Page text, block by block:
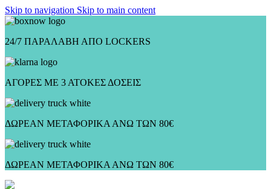
Skip to navigation Skip to main content
24/7 ΠΑΡΑΛΑΒΗ ΑΠΟ LOCKERS
ΑΓΟΡΕΣ ΜΕ 3 ΑΤΟΚΕΣ ΔΟΣΕΙΣ
ΔΩΡΕΑΝ ΜΕΤΑΦΟΡΙΚΑ ΑΝΩ ΤΩΝ 80€
ΔΩΡΕΑΝ ΜΕΤΑΦΟΡΙΚΑ ΑΝΩ ΤΩΝ 80€